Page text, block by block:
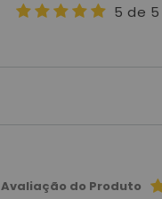
5 de
Avaliação do Produto